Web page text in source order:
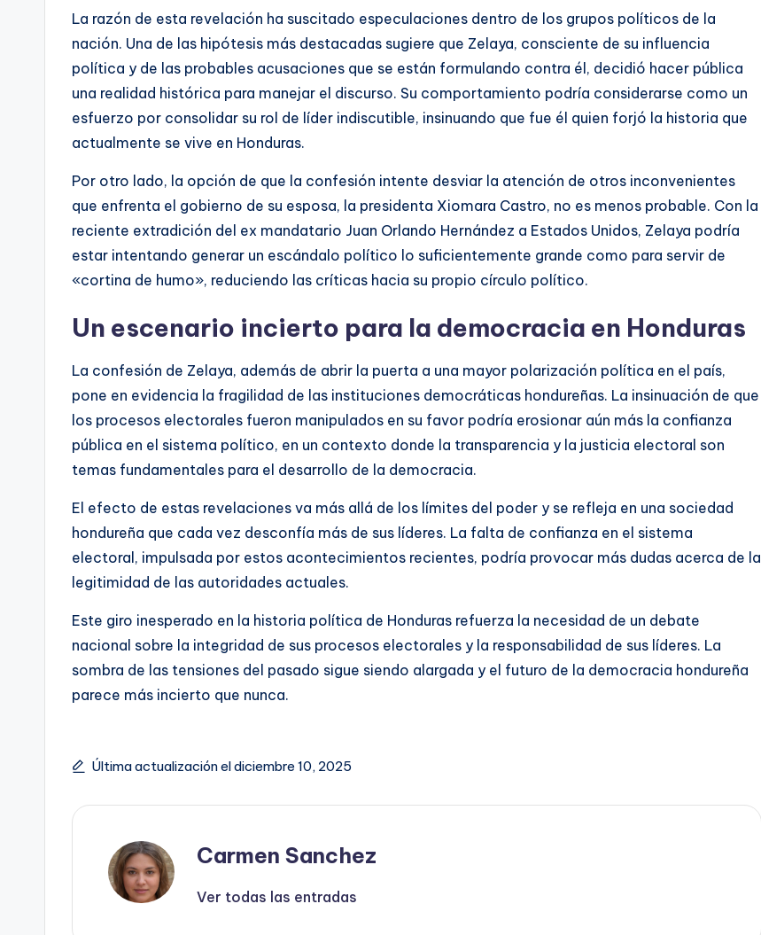
La razón de esta revelación ha suscitado especulaciones dentro de los grupos políticos de la
nación. Una de las hipótesis más destacadas sugiere que Zelaya, consciente de su influencia
política y de las probables acusaciones que se están formulando contra él, decidió hacer pública
una realidad histórica para manejar el discurso. Su comportamiento podría considerarse como un
esfuerzo por consolidar su rol de líder indiscutible, insinuando que fue él quien forjó la historia que
actualmente se vive en Honduras.
Por otro lado, la opción de que la confesión intente desviar la atención de otros inconvenientes
que enfrenta el gobierno de su esposa, la presidenta Xiomara Castro, no es menos probable. Con la
reciente extradición del ex mandatario Juan Orlando Hernández a Estados Unidos, Zelaya podría
estar intentando generar un escándalo político lo suficientemente grande como para servir de
«cortina de humo», reduciendo las críticas hacia su propio círculo político.
Un escenario incierto para la democracia en Honduras
La confesión de Zelaya, además de abrir la puerta a una mayor polarización política en el país,
pone en evidencia la fragilidad de las instituciones democráticas hondureñas. La insinuación de que
los procesos electorales fueron manipulados en su favor podría erosionar aún más la confianza
pública en el sistema político, en un contexto donde la transparencia y la justicia electoral son
temas fundamentales para el desarrollo de la democracia.
El efecto de estas revelaciones va más allá de los límites del poder y se refleja en una sociedad
hondureña que cada vez desconfía más de sus líderes. La falta de confianza en el sistema
electoral, impulsada por estos acontecimientos recientes, podría provocar más dudas acerca de la
legitimidad de las autoridades actuales.
Este giro inesperado en la historia política de Honduras refuerza la necesidad de un debate
nacional sobre la integridad de sus procesos electorales y la responsabilidad de sus líderes. La
sombra de las tensiones del pasado sigue siendo alargada y el futuro de la democracia hondureña
parece más incierto que nunca.
Última actualización el diciembre 10, 2025
Carmen Sanchez
Ver todas las entradas